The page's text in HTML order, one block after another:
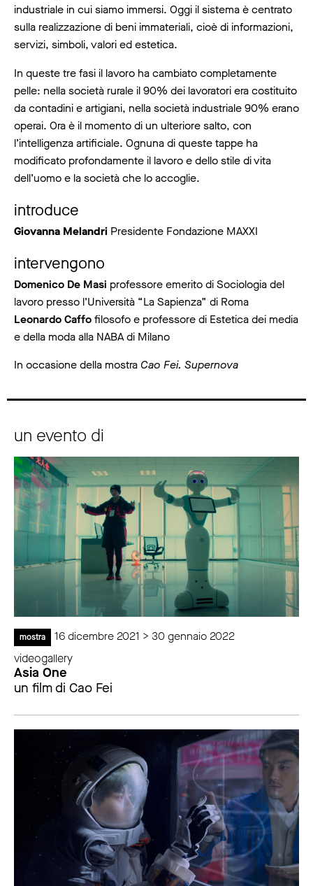
industriale in cui siamo immersi. Oggi il sistema è centrato
sulla realizzazione di beni immateriali, cioè di informazioni,
servizi, simboli, valori ed estetica.
In queste tre fasi il lavoro ha cambiato completamente
pelle: nella società rurale il 90% dei lavoratori era costituito
da contadini e artigiani, nella società industriale 90% erano
operai. Ora è il momento di un ulteriore salto, con
l’intelligenza artificiale. Ognuna di queste tappe ha
modificato profondamente il lavoro e dello stile di vita
dell’uomo e la società che lo accoglie.
introduce
Giovanna Melandri Presidente Fondazione MAXXI
intervengono
Domenico De Masi professore emerito di Sociologia del
lavoro presso l’Università “La Sapienza” di Roma
Leonardo Caffofilosofo e professore di Estetica dei media
e della moda alla NABA di Milano
In occasione della mostra Cao Fei. Supernova
un evento di
mostra
16 dicembre 2021 > 30 gennaio 2022
videogallery
Asia One
un film di Cao Fei